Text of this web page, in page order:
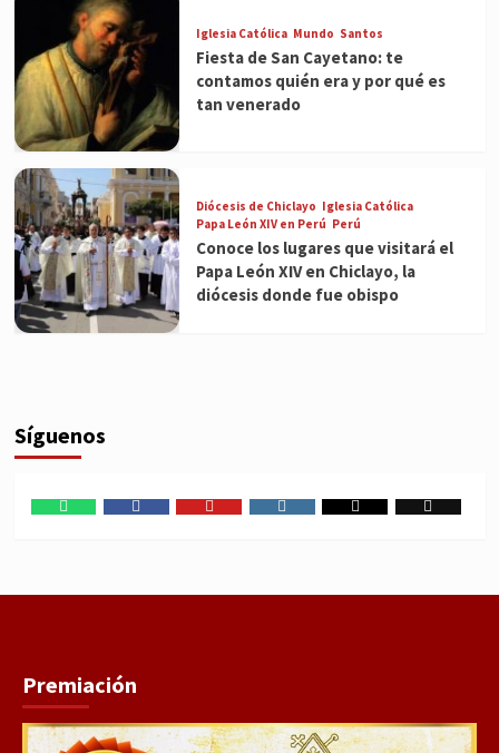
Iglesia Católica Mundo Santos
Fiesta de San Cayetano: te
contamos quién era y por qué es
tan venerado
Diócesis de Chiclayo Iglesia Católica
Papa León XIV en Perú Perú
Conoce los lugares que visitará el
Papa León XIV en Chiclayo, la
diócesis donde fue obispo
Síguenos
Premiación